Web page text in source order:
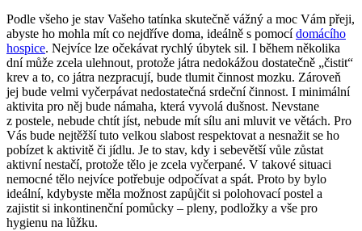
Podle všeho je stav Vašeho tatínka skutečně vážný a moc Vám přeji,
abyste ho mohla mít co nejdříve doma, ideálně s pomocídomácího
hospice. Nejvíce lze očekávat rychlý úbytek sil. I během několika
dní může zcela ulehnout, protože játra nedokážou dostatečně „čistit“
krev a to, co játra nezpracují, bude tlumit činnost mozku. Zároveň
jej bude velmi vyčerpávat nedostatečná srdeční činnost. I minimální
aktivita pro něj bude námaha, která vyvolá dušnost. Nevstane
z postele, nebude chtít jíst, nebude mít sílu ani mluvit ve větách. Pro
Vás bude nejtěžší tuto velkou slabost respektovat a nesnažit se ho
pobízet k aktivitě či jídlu. Je to stav, kdy i sebevětší vůle zůstat
aktivní nestačí, protože tělo je zcela vyčerpané. V takové situaci
nemocné tělo nejvíce potřebuje odpočívat a spát. Proto by bylo
ideální, kdybyste měla možnost zapůjčit si polohovací postel a
zajistit si inkontinenční pomůcky – pleny, podložky a vše pro
hygienu na lůžku.